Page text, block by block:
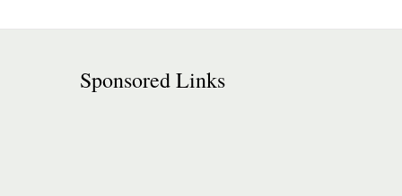
Sponsored Links